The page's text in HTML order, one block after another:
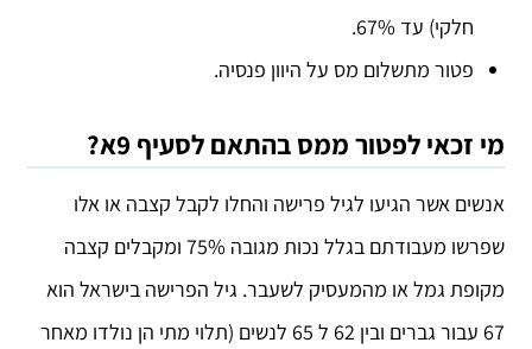
חלקי) עד 67%.
פטור מתשלום מס על היוון פנסיה.
מי זכאי לפטור ממס בהתאם לסעיף 9א?
אנשים אשר הגיעו לגיל פרישה והחלו לקבל קצבה או אלו
שפרשו מעבודתם בגלל נכות מגובה 75% ומקבלים קצבה
מקופת גמל או מהמעסיק לשעבר. גיל הפרישה בישראל הוא
67 עבור גברים ובין 62 ל 65 לנשים (תלוי מתי הן נולדו מאחר